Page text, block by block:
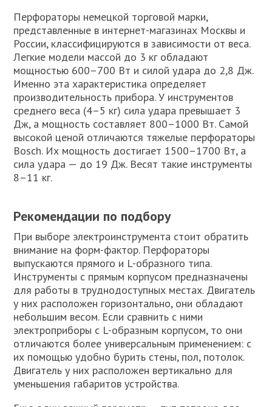
Перфораторы немецкой торговой марки,
представленные в интернет-магазинах Москвы и
России, классифицируются в зависимости от веса.
Легкие модели массой до 3 кг обладают
мощностью 600–700 Вт и силой удара до 2,8 Дж.
Именно эта характеристика определяет
производительность прибора. У инструментов
среднего веса (4–5 кг) сила удара превышает 3
Дж, а мощность составляет 800–1000 Вт. Самой
высокой ценой отличаются тяжелые перфораторы
Bosch. Их мощность достигает 1500–1700 Вт, а
сила удара — до 19 Дж. Весят такие инструменты
8–11 кг.
Рекомендации по подбору
При выборе электроинструмента стоит обратить
внимание на форм-фактор. Перфораторы
выпускаются прямого и L-образного типа.
Инструменты с прямым корпусом предназначены
для работы в труднодоступных местах. Двигатель
у них расположен горизонтально, они обладают
небольшим весом. Если сравнить с ними
электроприборы с L-образным корпусом, то они
отличаются более универсальным применением: с
их помощью удобно бурить стены, пол, потолок.
Двигатель у них расположен вертикально для
уменьшения габаритов устройства.